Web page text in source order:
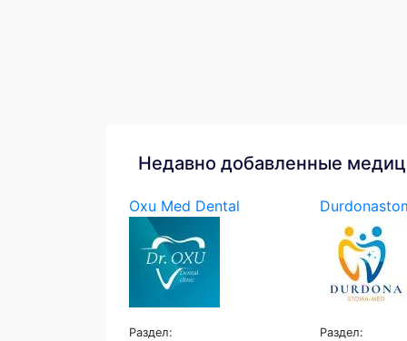
Недавно добавленные
Oxu Med Dental
Раздел:
Раздел: